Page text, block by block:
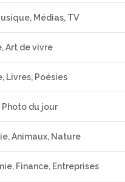
Médias, TV
Art de vivre
Livres, Poésies
Photo du jour
Animaux, Nature
Finance, Entreprises